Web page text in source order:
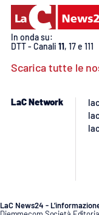
Apple
In onda su:
DTT - Canali 11, 17 e 111
Scarica tutte le
LaC Network
LaC News24 -